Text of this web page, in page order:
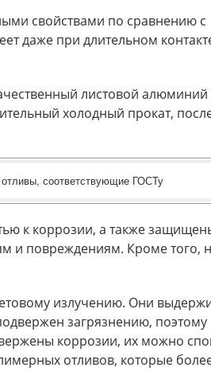
свойствами по сравнению с
даже при длительном
листовой
холодный прокат,
соответствующие ГОСТу
к коррозии, а также
и повреждениям. Кроме того,
излучению. Они
загрязнению, поэтому
коррозии, их можно
отливов, которые